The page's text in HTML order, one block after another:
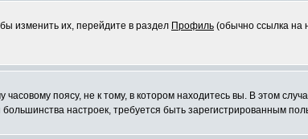
изменить их, перейдите в раздел Профиль (обычно ссылка на
поясу, не к тому, в котором находитесь вы. В этом
настроек, требуется быть зарегистрированным